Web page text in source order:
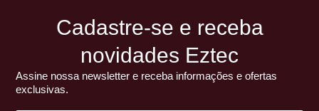
Cadastre-se e receba
novidades Eztec
Assine nossa newsletter e receba informações e ofertas
exclusivas.